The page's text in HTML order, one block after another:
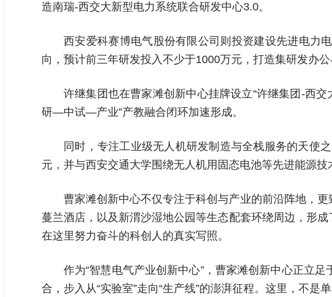
造南瑞-西交大新型电力系统联合研发中心3.0。
西安爱科赛博电气股份有限公司则投资建设先进电力
向，预计前三年研发投入不少于1000万元，打造集研发办公
许继集团也在曹家滩创新中心挂牌设立“许继集团-西
研—中试—产业”产教融合闭环加速形成。
同时，专注工业级无人机研发制造与全栈服务的天使
元，并与西安交通大学围绕无人机用固态电池等先进能源
曹家滩创新中心不仅专注于科创与产业的前沿阵地，
蔓兰酒店，以及新渭沙湿地公园等生态配套环绕周边，形
在这里努力奋斗的科创人的真实写照。
作为“智慧电气产业创新中心”，曹家滩创新中心正立
合，步入从“实验室”走向“生产线”的澎湃征程。这里，不是